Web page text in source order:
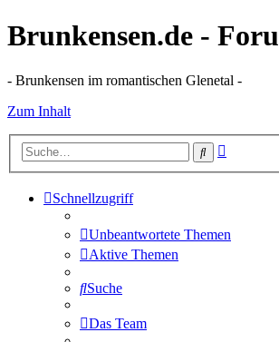
Brunkensen.de -
- Brunkensen im romantischen Glenetal -
Zum Inhalt
Suche
Schnellzugriff
Unbeantwortete Themen
Aktive Themen
Suche
Das Team